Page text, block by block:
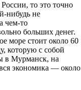
то это точно
нибудь не
чем-то
больших денег.
море стоит около 60
которую с собой
в Мурманск, на
экономика — около